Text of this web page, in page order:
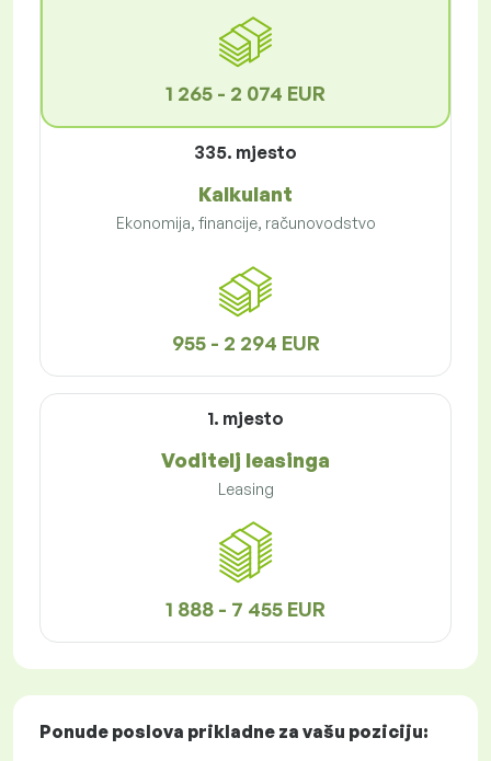
1 265 - 2 074 EUR
335. mjesto
Kalkulant
Ekonomija, financije, računovodstvo
955 - 2 294 EUR
1. mjesto
Voditelj leasinga
Leasing
1 888 - 7 455 EUR
Ponude poslova prikladne za vašu poziciju: